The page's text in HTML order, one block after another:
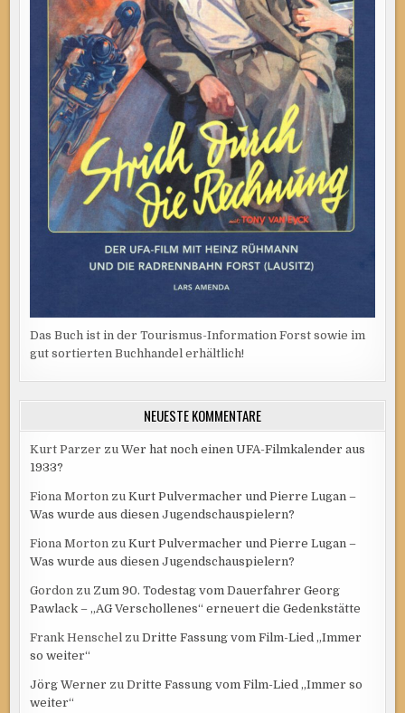
Das Buch ist in der Tourismus-Information Forst sowie im
gut sortierten Buchhandel erhältlich!
NEUESTE KOMMENTARE
Kurt Parzer zuWer hat noch einen UFA-Filmkalender aus
1933?
Fiona Morton zuKurt Pulvermacher und Pierre Lugan –
Was wurde aus diesen Jugendschauspielern?
Fiona Morton zuKurt Pulvermacher und Pierre Lugan –
Was wurde aus diesen Jugendschauspielern?
Gordon zu Zum 90. Todestag vom Dauerfahrer Georg
Pawlack – „AG Verschollenes“ erneuert die Gedenkstätte
Frank Henschel zuDritte Fassung vom Film-Lied „Immer
so weiter“
Jörg Werner zuDritte Fassung vom Film-Lied „Immer so
weiter“